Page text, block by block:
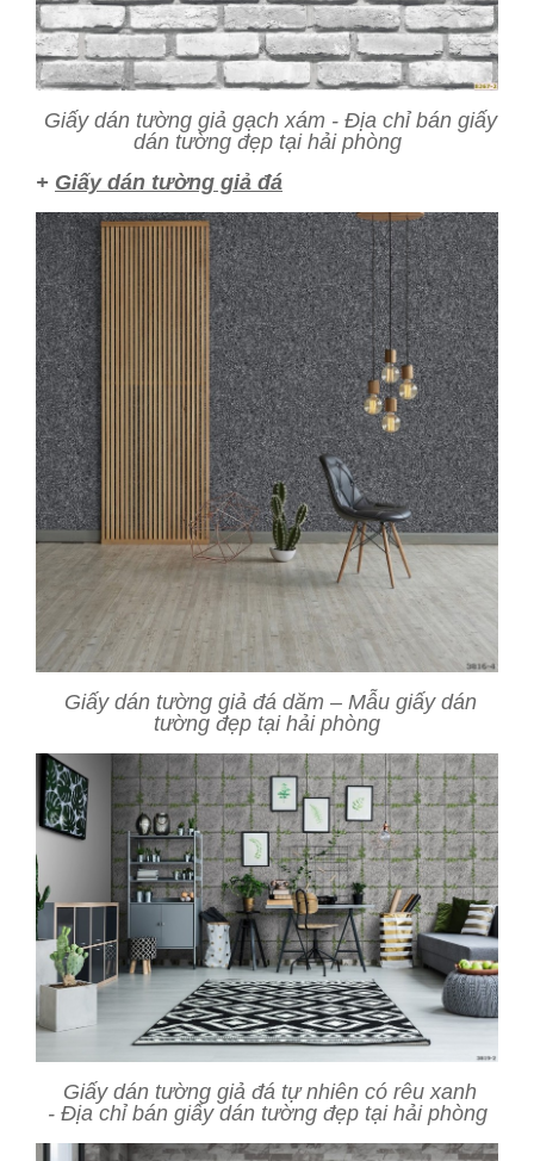
Giấy dán tường giả gạch xám - Địa chỉ bán giấy
dán tường đẹp tại hải phòng
+ Giấy dán tường giả đá
Giấy dán tường giả đá dăm – Mẫu giấy dán
tường đẹp tại hải phòng
Giấy dán tường giả đá tự nhiên có rêu xanh
- Địa chỉ bán giấy dán tường đẹp tại hải phòng